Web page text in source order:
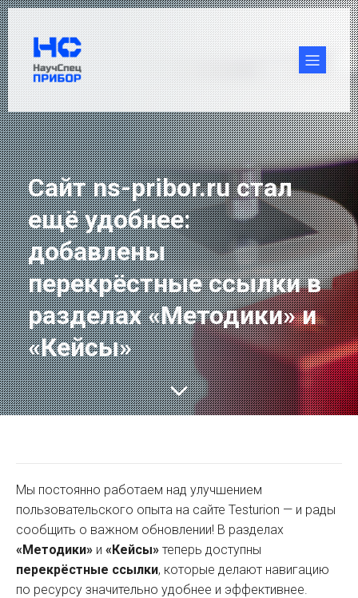
Сайт ns-pribor.ru стал
ещё удобнее:
добавлены
перекрёстные ссылки в
разделах «Методики» и
«Кейсы»
Мы постоянно работаем над улучшением
пользовательского опыта на сайте Testurion — и рады
сообщить о важном обновлении! В разделах
«Методики» и «Кейсы» теперь доступны
перекрёстные ссылки, которые делают навигацию
по ресурсу значительно удобнее и эффективнее.